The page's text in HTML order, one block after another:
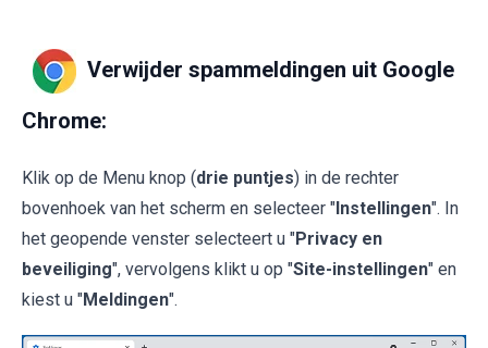
Verwijder spammeldingen uit Google
Chrome:
Klik op de Menu knop (drie puntjes) in de rechter
bovenhoek van het scherm en selecteer "Instellingen". In
het geopende venster selecteert u "Privacy en
beveiliging", vervolgens klikt u op "Site-instellingen" en
kiest u "Meldingen".